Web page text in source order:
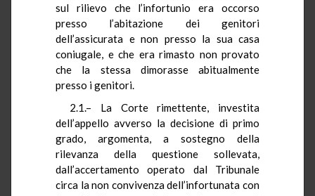
sul rilievo che l’infortunio era occorso
presso l’abitazione dei genitori
dell’assicurata e non presso la sua casa
coniugale, e che era rimasto non provato
che la stessa dimorasse abitualmente
presso i genitori.
2.1.– La Corte rimettente, investita
dell’appello avverso la decisione di primo
grado, argomenta, a sostegno della
rilevanza della questione sollevata,
dall’accertamento operato dal Tribunale
circa la non convivenza dell’infortunata con